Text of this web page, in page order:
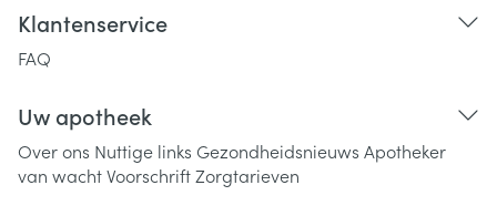
Klantenservice
FAQ
Uw apotheek
Over ons Nuttige links Gezondheidsnieuws Apotheker
van wachtVoorschriftZorgtarieven